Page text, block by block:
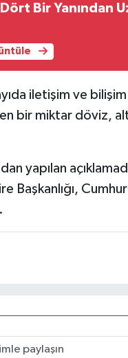
Dört Bir Yanından
iletişim ve
bir miktar döviz,
yapılan
Başkanlığı,